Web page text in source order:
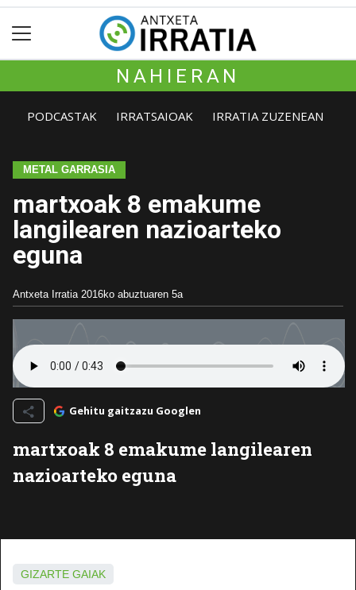
NAHIERAN
PODCASTAK IRRATSAIOAK IRRATIA ZUZENEAN
METAL GARRASIA
martxoak 8 emakume
langilearen nazioarteko
eguna
Antxeta Irratia 2016ko abuztuaren 5a
Gehitu gaitzazu Googlen
martxoak 8 emakume langilearen
nazioarteko eguna
GIZARTE GAIAK